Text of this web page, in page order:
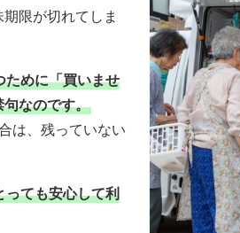
限が切れてしま
ために「買いませ
句なのです。
は、残っていない
っても安心して利